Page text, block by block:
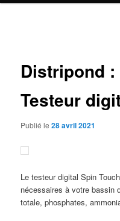
Distripond
Testeur
Publié le28 avril 2021
Le testeur digital Spin
nécessaires à votre bassin
totale, phosphates,